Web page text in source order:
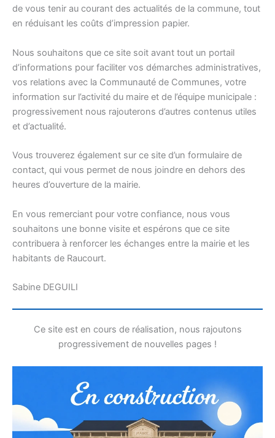
de vous tenir au courant des actualités de la commune, tout
en réduisant les coûts d’impression papier.
Nous souhaitons que ce site soit avant tout un portail
d’informations pour faciliter vos démarches administratives,
vos relations avec la Communauté de Communes, votre
information sur l’activité du maire et de l’équipe municipale :
progressivement nous rajouterons d’autres contenus utiles
et d’actualité.
Vous trouverez également sur ce site d’un formulaire de
contact, qui vous permet de nous joindre en dehors des
heures d’ouverture de la mairie.
En vous remerciant pour votre confiance, nous vous
souhaitons une bonne visite et espérons que ce site
contribuera à renforcer les échanges entre la mairie et les
habitants de Raucourt.
Sabine DEGUILI
Ce site est en cours de réalisation, nous rajoutons
progressivement de nouvelles pages !